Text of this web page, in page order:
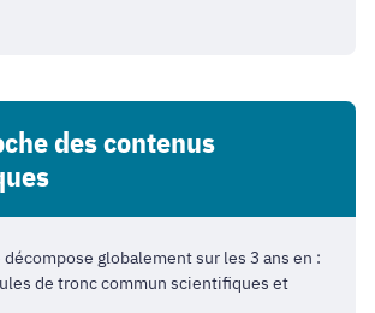
des contenus
globalement sur les 3 ans en :
de tronc commun scientifiques et